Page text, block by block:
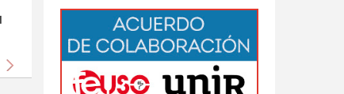
Siguiente